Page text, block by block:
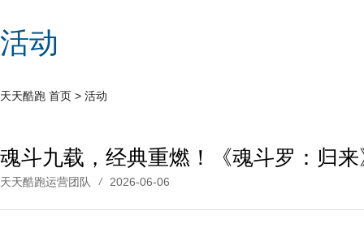
活动
天天酷跑 首页 > 活动
魂斗九载，经典重燃！《魂斗罗：归
天天酷跑运营团队 / 2026-06-06